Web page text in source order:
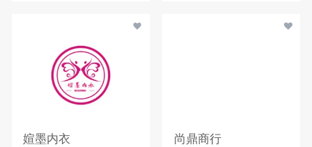
媗墨内衣 尚鼎商行